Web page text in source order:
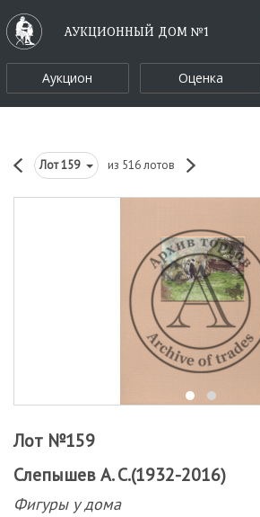
АУКЦИОННЫЙ ДОМ №1
Аукцион Оценка
Лот159 из 516 лотов
Лот №159
Слепышев А. С.(1932-2016)
Фигуры у дома